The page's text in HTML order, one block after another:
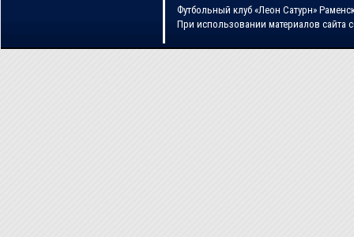
Футбольный клуб «Леон Сатурн»
При использовании материалов сайта